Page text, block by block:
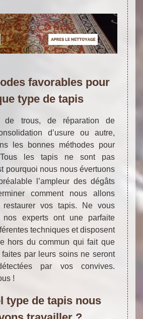
favorables pour
type de tapis
de trous, de réparation de
d’usure ou autre,
les bonnes méthodes pour
les tapis ne sont pas
pourquoi nous nous évertuons
l’ampleur des dégâts
comment nous allons
restaurer vos tapis. Ne vous
nos experts ont une parfaite
techniques et disposent
hors du commun qui fait que
faites par leurs soins ne seront
par vos convives.
!
type de tapis nous